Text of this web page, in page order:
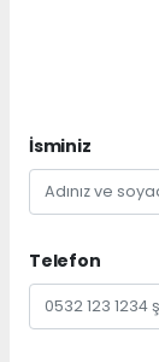
İsminiz
Telefon